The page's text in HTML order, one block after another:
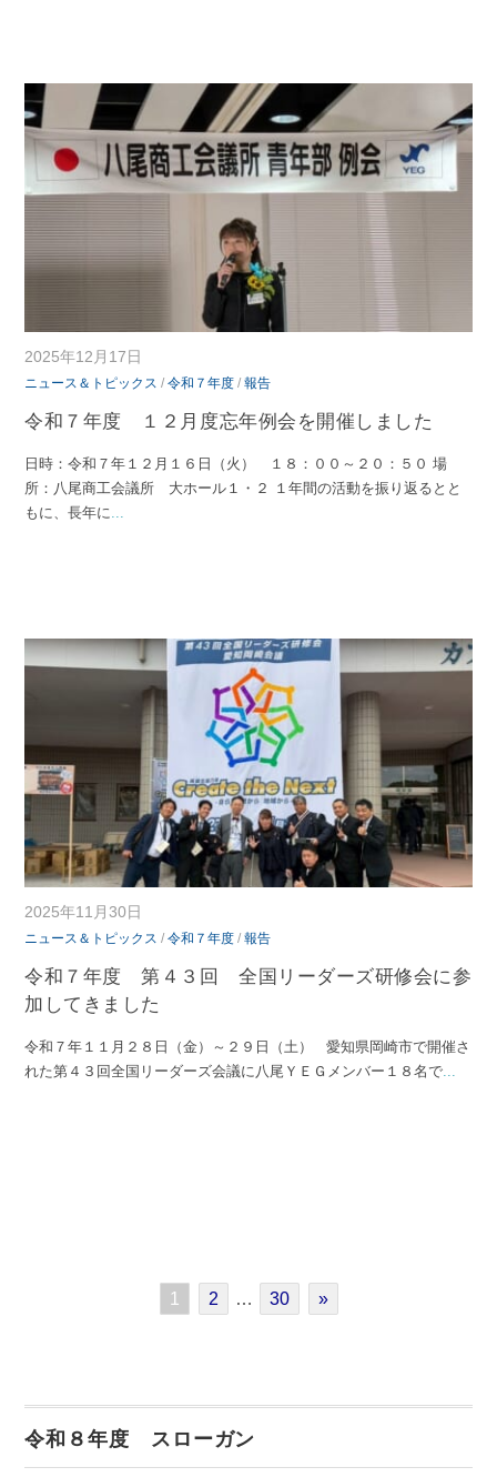
2025年12月17日
ニュース＆トピックス /令和７年度 /報告
令和７年度 １２月度忘年例会を開催しました
日時：令和７年１２月１６日（火） １８：００～２０：５０ 場
所：八尾商工会議所 大ホール１・２ １年間の活動を振り返るとと
もに、長年に
2025年11月30日
ニュース＆トピックス /令和７年度 /報告
令和７年度 第４３回 全国リーダーズ研修会に参
加してきました
令和７年１１月２８日（金）～２９日（土） 愛知県岡崎市で開催さ
れた第４３回全国リーダーズ会議に八尾ＹＥＧメンバー１８名で
1 2 … 30 »
令和８年度 スローガン